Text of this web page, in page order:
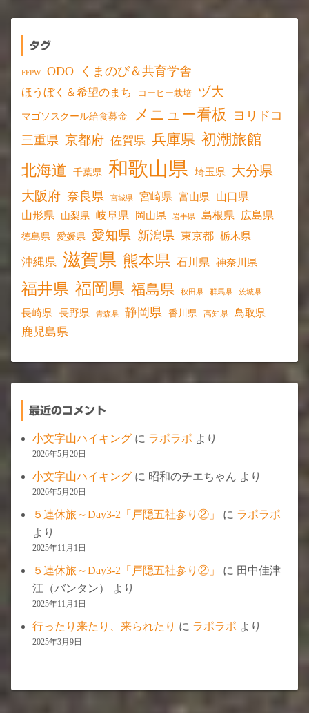
タグ
FFPW ODO くまのび＆共育学舎
ほうぼく＆希望のまち コーヒー栽培 ヅ大
マゴソスクール給食募金 メニュー看板
ヨリドコ
三重県 京都府 佐賀県 兵庫県 初潮旅館
北海道
千葉県 和歌山県 埼玉県 大分県
大阪府 奈良県 宮城県 宮崎県 富山県 山口県
山形県 山梨県 岐阜県 岡山県 岩手県 島根県 広島県
徳島県 愛媛県 愛知県 新潟県 東京都 栃木県
沖縄県 滋賀県 熊本県 石川県 神奈川県
福井県 福岡県 福島県 秋田県 群馬県 茨城県
長崎県 長野県 青森県 静岡県 香川県 高知県 鳥取県
鹿児島県
最近のコメント
小文字山ハイキング に ラポラポ より
2026年5月20日
小文字山ハイキング に 昭和のチエちゃん より
2026年5月20日
５連休旅～Day3-2「戸隠五社参り②」 に ラポラポ
より
2025年11月1日
５連休旅～Day3-2「戸隠五社参り②」 に 田中佳津
江（バンタン）
より
2025年11月1日
行ったり来たり、来られたり に ラポラポ より
2025年3月9日